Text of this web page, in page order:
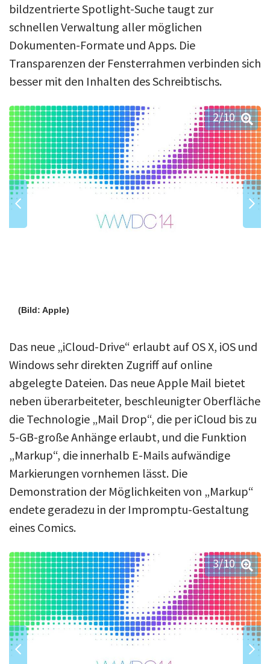
bildzentrierte Spotlight-Suche taugt zur
schnellen Verwaltung aller möglichen
Dokumenten-Formate und Apps. Die
Transparenzen der Fensterrahmen verbinden sich
besser mit den Inhalten des Schreibtischs.
(Bild: Apple)
2/10
Das neue „iCloud-Drive“ erlaubt auf OS X, iOS und
Windows sehr direkten Zugriff auf online
abgelegte Dateien. Das neue Apple Mail bietet
neben überarbeiteter, beschleunigter Oberfläche
die Technologie „Mail Drop“, die per iCloud bis zu
5-GB-große Anhänge erlaubt, und die Funktion
„Markup“, die innerhalb E-Mails aufwändige
Markierungen vornhemen lässt. Die
Demonstration der Möglichkeiten von „Markup“
endete geradezu in der Impromptu-Gestaltung
eines Comics.
3/10